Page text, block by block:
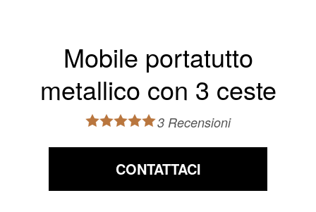
Mobile portatutto
metallico con 3 ceste
3 Recensioni
CONTATTACI